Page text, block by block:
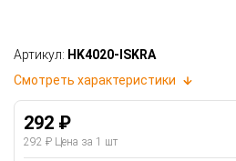
Артикул: HK4020-ISKRA
Смотреть характеристики
292 ₽
292 ₽ Цена за 1 шт